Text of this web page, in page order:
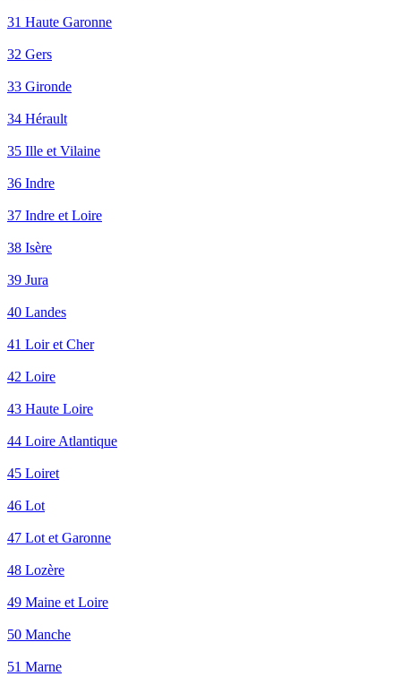
31 Haute Garonne
32 Gers
33 Gironde
34 Hérault
35 Ille et Vilaine
36 Indre
37 Indre et Loire
38 Isère
39 Jura
40 Landes
41 Loir et Cher
42 Loire
43 Haute Loire
44 Loire Atlantique
45 Loiret
46 Lot
47 Lot et Garonne
48 Lozère
49 Maine et Loire
50 Manche
51 Marne